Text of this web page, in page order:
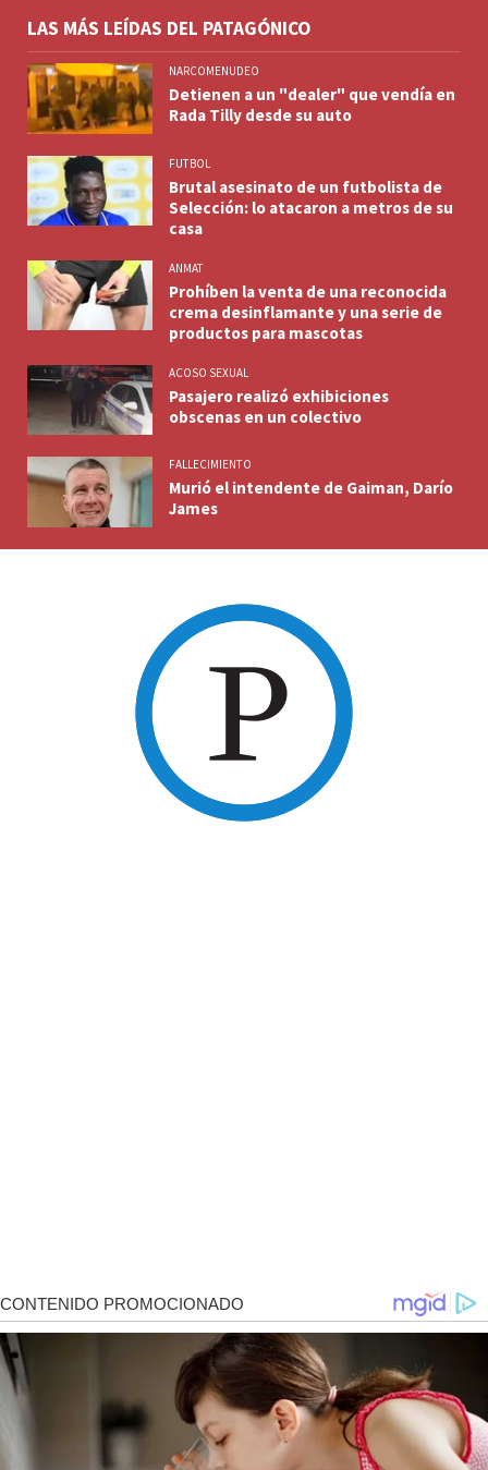
LAS MÁS LEÍDAS DEL PATAGÓNICO
NARCOMENUDEO
Detienen a un "dealer" que vendía en
Rada Tilly desde su auto
FUTBOL
Brutal asesinato de un futbolista de
Selección: lo atacaron a metros de su
casa
ANMAT
Prohíben la venta de una reconocida
crema desinflamante y una serie de
productos para mascotas
ACOSO SEXUAL
Pasajero realizó exhibiciones
obscenas en un colectivo
FALLECIMIENTO
Murió el intendente de Gaiman, Darío
James